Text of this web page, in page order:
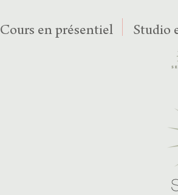
Cours en présentiel Studio